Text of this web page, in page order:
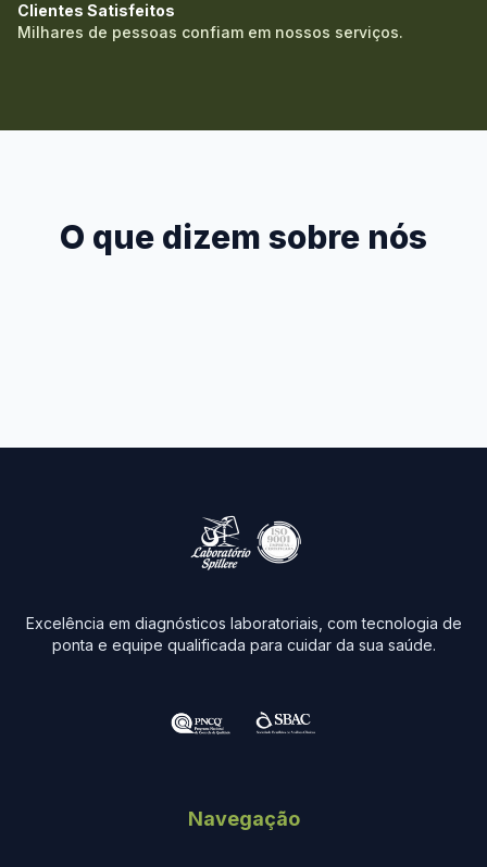
Clientes Satisfeitos
Milhares de pessoas confiam em nossos serviços.
O que dizem sobre nós
Excelência em diagnósticos laboratoriais, com tecnologia de
ponta e equipe qualificada para cuidar da sua saúde.
Navegação